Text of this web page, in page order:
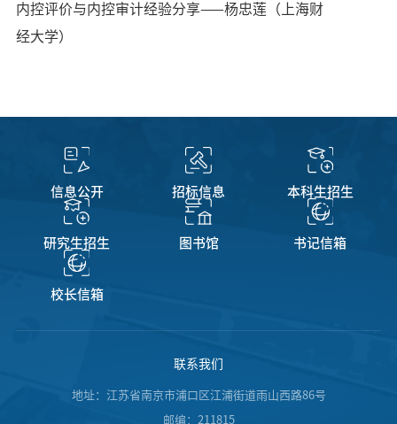
内控评价与内控审计经验分享——杨忠莲（上海财
经大学）
信息公开 招标信息 本科生招生
研究生招生 图书馆 书记信箱
校长信箱
联系我们
地址：江苏省南京市浦口区江浦街道雨山西路86号
邮编：211815